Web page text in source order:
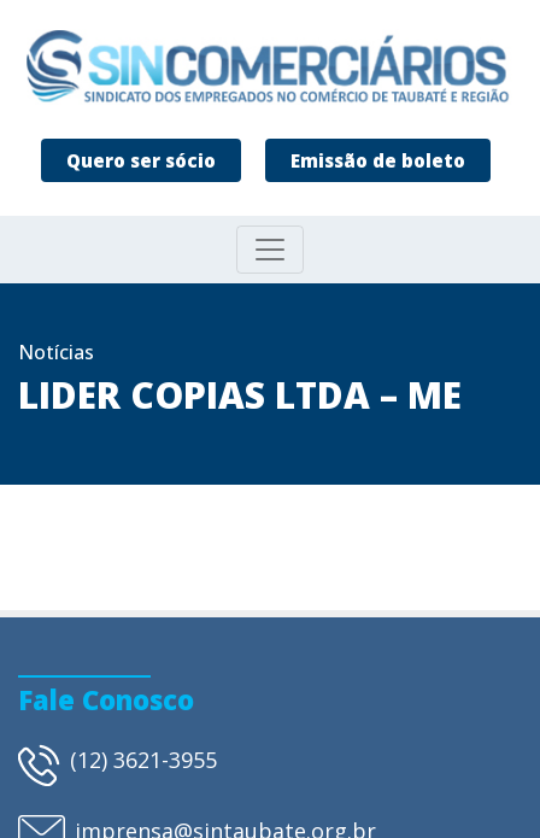
Quero ser sócio Emissão de boleto
Notícias
LIDER COPIAS LTDA – ME
Fale Conosco
(12) 3621-3955
imprensa@sintaubate.org.br